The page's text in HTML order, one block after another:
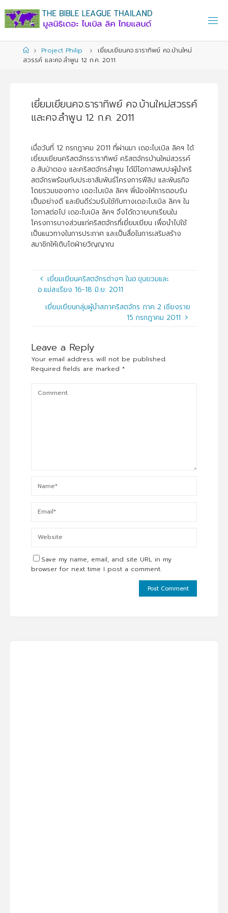
to
content
HomeProject Philip
เยี่ยมเยียนคจ.ธาราทิพย์ คจ.บ้านใหม่
สวรรค์ และคจ.ลำพูน 12 ก.ค. 2011
เยี่ยมเยียนคจ.ธาราทิพย์ คจ.บ้านใหม่สวรรค์
และคจ.ลำพูน 12 ก.ค. 2011
เมื่อวันที่ 12 กรกฎาคม 2011 ที่ผ่านมา เดอะไบเบิล ลิคฯ ได้
เยี่ยมเยียนคริสตจักรธาราทิพย์ คริสตจักรบ้านใหม่สวรรค์
อ.สันป่าตอง และคริสตจักรลำพูน ได้มีโอกาสพบปะผู้นำคริ
สตจักรพร้อมกับประชาสัมพันธ์โครงการฟีลิป และพันธกิจ
โดยรวมของทาง เดอะไบเบิล ลิคฯ พี่น้องให้การตอบรับ
เป็นอย่างดี และยินดีร่วมรับใช้กับทางเดอะไบเบิล ลิคฯ ใน
โอกาสต่อไป เดอะไบเบิล ลิคฯ จึงได้ถวายบทเรียนใน
โครงการบางส่วนแก่คริสตจักรที่เยี่ยมเยียน เพื่อนำไปใช้
เป็นแนวทางในการประกาศ และเป็นสื่อในการเสริมสร้าง
สมาชิกให้เติบโตฝ่ายวิญญาณ
เยี่ยมเยียนคริสตจักรต่างๆ ในอ.ขุนยวมและ
อ.แม่สะเรียง 16-18 มิ.ย. 2011
เยี่ยมเยียนกลุ่มผู้นำสภาคริสตจักร ภาค 2 เชียงราย
15 กรกฎาคม 2011
Leave a Reply
Your email address will not be published.
Required fields are marked *
Save my name, email, and site URL in my
browser for next time I post a comment.